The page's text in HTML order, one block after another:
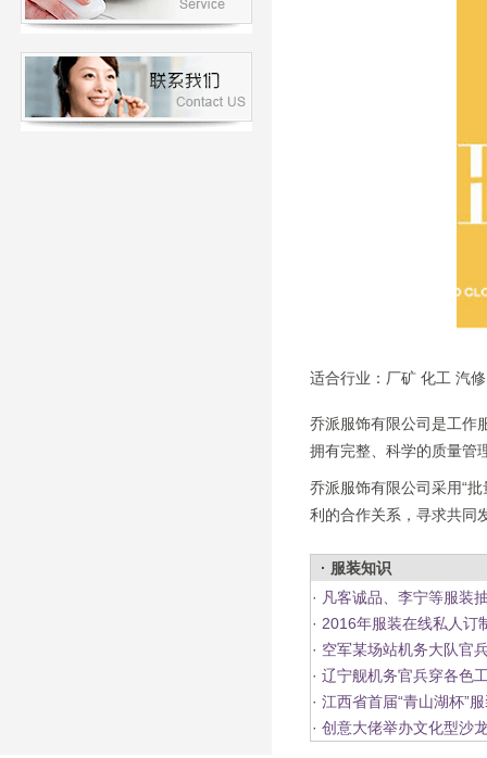
适合行业：厂矿 化工 汽
乔派服饰有限公司是工作
拥有完整、科学的质量管
乔派服饰有限公司采用“
利的合作关系，寻求共同
· 服装知识
· 凡客诚品、李宁等服装
· 2016年服装在线私人订
· 空军某场站机务大队官
· 辽宁舰机务官兵穿各色
· 江西省首届“青山湖杯”
· 创意大佬举办文化型沙